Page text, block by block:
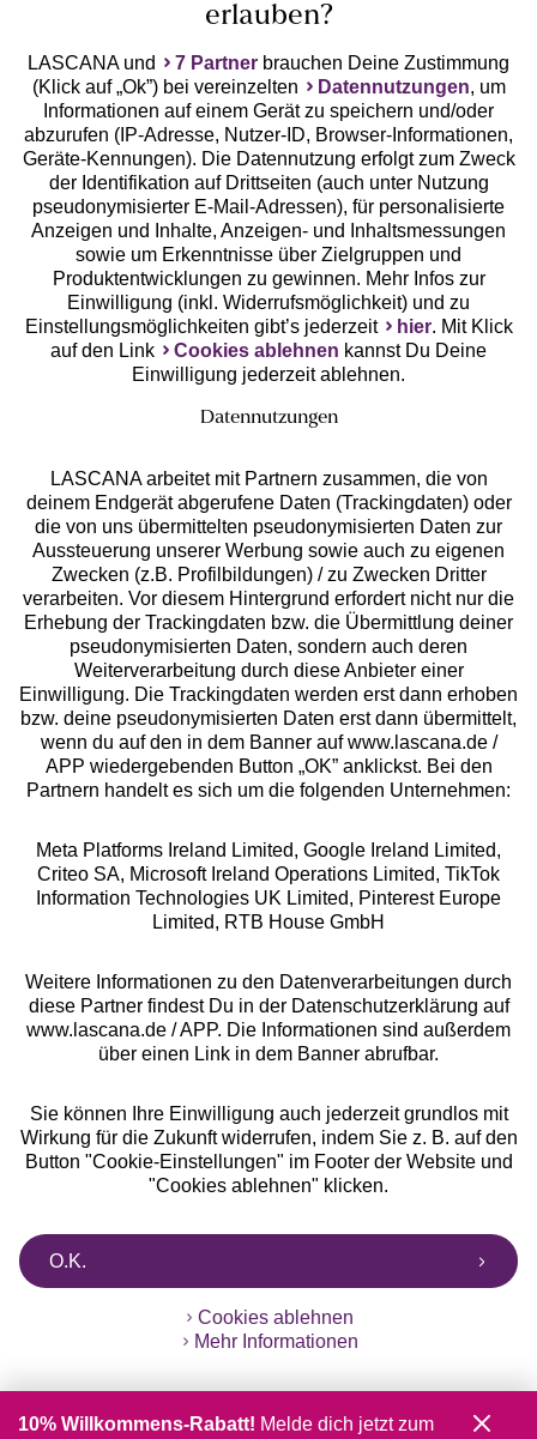
Geprüfte Sicherheit
Unsere Apps
Services
Beratung
Über uns
Rechtliches
Alle Preise inkl. MwSt., zzgl.
Versandkosten
** Bonität vorausgesetzt, berechtigt zur Bonitätsprüfung
erlauben?
LASCANA und 7 Partner brauchen Deine Zustimmung
(Klick auf „Ok”) bei vereinzelten
Datennutzungen, um
Informationen auf einem Gerät zu speichern und/oder
abzurufen (IP-Adresse, Nutzer-ID, Browser-Informationen,
Geräte-Kennungen). Die Datennutzung erfolgt zum Zweck
der Identifikation auf Drittseiten (auch unter Nutzung
pseudonymisierter E-Mail-Adressen), für personalisierte
Anzeigen und Inhalte, Anzeigen- und Inhaltsmessungen
sowie um Erkenntnisse über Zielgruppen und
Produktentwicklungen zu gewinnen. Mehr Infos zur
Einwilligung (inkl. Widerrufsmöglichkeit) und zu
Einstellungsmöglichkeiten gibt’s jederzeit
hier. Mit Klick
auf den Link
Cookies ablehnen kannst Du Deine
Einwilligung jederzeit ablehnen.
Datennutzungen
LASCANA arbeitet mit Partnern zusammen, die von
deinem Endgerät abgerufene Daten (Trackingdaten) oder
die von uns übermittelten pseudonymisierten Daten zur
Aussteuerung unserer Werbung sowie auch zu eigenen
Zwecken (z.B. Profilbildungen) / zu Zwecken Dritter
verarbeiten. Vor diesem Hintergrund erfordert nicht nur die
Erhebung der Trackingdaten bzw. die Übermittlung deiner
pseudonymisierten Daten, sondern auch deren
Weiterverarbeitung durch diese Anbieter einer
Einwilligung. Die Trackingdaten werden erst dann erhoben
bzw. deine pseudonymisierten Daten erst dann übermittelt,
wenn du auf den in dem Banner auf www.lascana.de /
APP wiedergebenden Button „OK” anklickst. Bei den
Partnern handelt es sich um die folgenden Unternehmen:
Meta Platforms Ireland Limited, Google Ireland Limited,
Criteo SA, Microsoft Ireland Operations Limited, TikTok
Information Technologies UK Limited, Pinterest Europe
Limited, RTB House GmbH
Weitere Informationen zu den Datenverarbeitungen durch
diese Partner findest Du in der Datenschutzerklärung auf
www.lascana.de / APP. Die Informationen sind außerdem
über einen Link in dem Banner abrufbar.
Sie können Ihre Einwilligung auch jederzeit grundlos mit
Wirkung für die Zukunft widerrufen, indem Sie z. B. auf den
Button "Cookie-Einstellungen" im Footer der Website und
"Cookies ablehnen" klicken.
O.K.
Cookies ablehnen
Mehr Informationen
10% Willkommens-Rabatt! Melde dich jetzt zum